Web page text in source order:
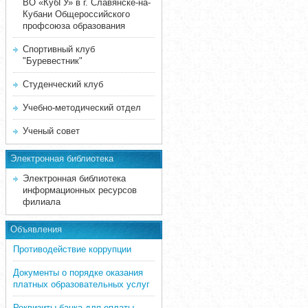
ВО «КубГУ» в г. Славянске-на-
Кубани Общероссийского
профсоюза образования
Спортивный клуб
"Буревестник"
Студенческий клуб
Учебно-методический отдел
Ученый совет
Электронная библиотека
Электронная библиотека
информационных ресурсов
филиала
Объявления
Противодействие коррупции
Документы о порядке оказания
платных образовательных услуг